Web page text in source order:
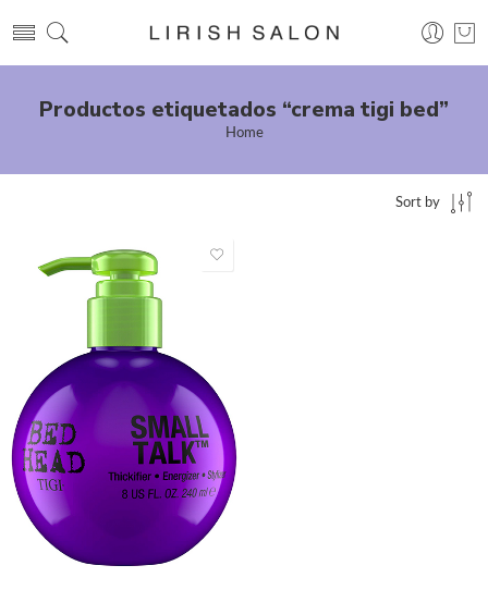
Productos etiquetados “crema tigi bed”
Home
Sort by